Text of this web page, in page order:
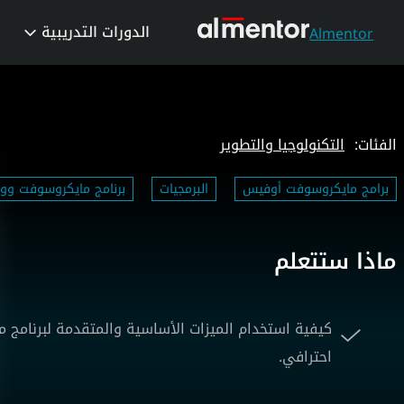
Almentor الدورات التدريبية
الفئات: التكنولوجيا والتطوير
برامج مايكروسوفت أوفيس البرمجيات برنامج مايكروسوفت
ماذا ستتعلم
كيفية استخدام الميزات الأساسية والمتقدمة
احترافي.